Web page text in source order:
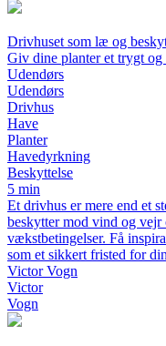
Drivhuset som læ og
Giv dine planter et trygt
Udendørs
Udendørs
Drivhus
Have
Planter
Havedyrkning
Beskyttelse
5 min
Et drivhus er mere end et
beskytter mod vind og vejr
vækstbetingelser. Få
som et sikkert fristed for
Victor Vogn
Victor
Vogn